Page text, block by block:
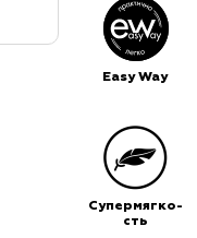
Easy Way
Супермягко-
сть